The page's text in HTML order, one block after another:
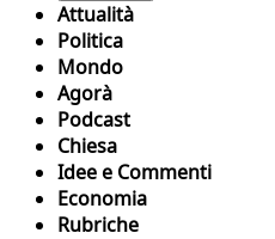
Attualità
Politica
Mondo
Agorà
Podcast
Chiesa
Idee e Commenti
Economia
Rubriche